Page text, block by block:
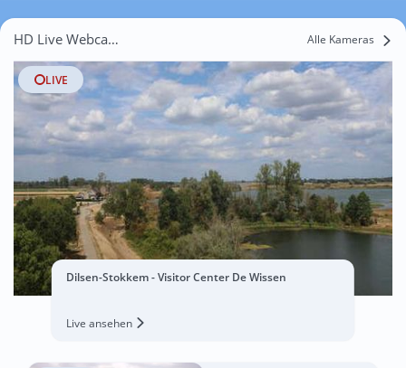
HD Live Webcams Richterich Alle Kameras
LIVE
Dilsen-Stokkem - Visitor Center De Wissen
Live ansehen